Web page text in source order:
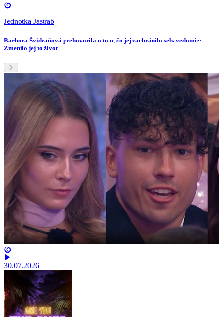
Jednotka Jastrab
Barbora Švidraňová prehovorila o tom, čo jej zachránilo sebavedomie:
Zmenilo jej to život
30.07.2026